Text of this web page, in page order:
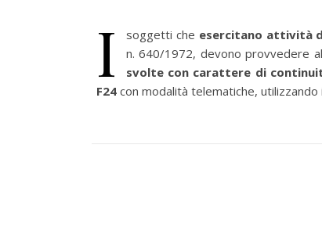
I soggetti che esercitano attività
n. 640/1972, devono provvedere
svolte con carattere di
F24 con modalità telematiche, utilizzando